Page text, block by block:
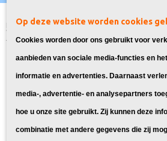
Home>Model Printer>364XL Inkt cartridges
voor HP Photosmart B110A
Deze cartridges zijn
HP Photosmart B110A
Op deze website worden cookies
Cookies worden door ons gebruikt voor
aanbieden van sociale media-functies en
informatie en advertenties. Daarnaast
media-, advertentie- en analysepartners
hoe u onze site gebruikt. Zij kunnen deze
combinatie met andere gegevens die zij